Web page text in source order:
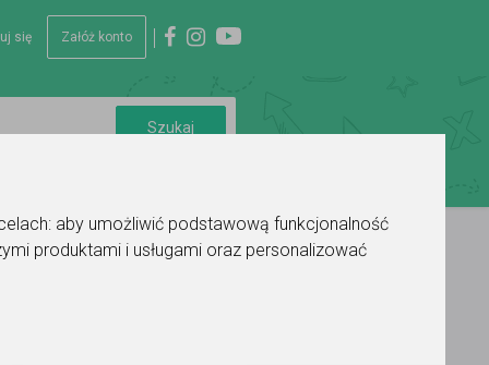
aby umożliwić podstawową funkcjonalność
produktami i usługami oraz personalizować
się Załóż konto